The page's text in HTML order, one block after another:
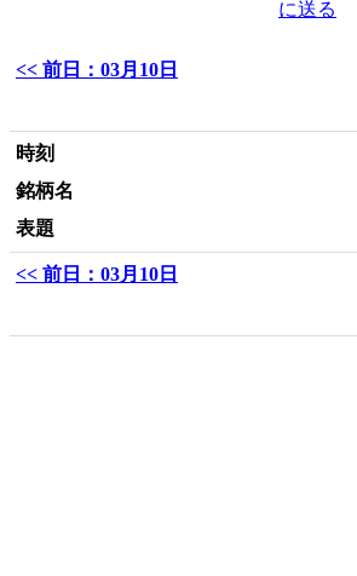
<< 前日：03月10日
時刻
銘柄名
表題
<< 前日：03月10日